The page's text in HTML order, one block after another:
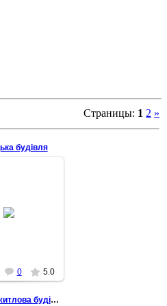
Страницы: 1 2 »
будівля
03-05
0 5.0
каркасна житлова будівля